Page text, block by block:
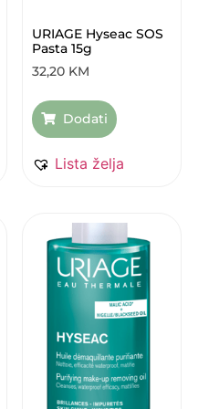
URIAGE Hyseac SOS
Pasta 15g
32,20 KM
Dodati
Lista želja